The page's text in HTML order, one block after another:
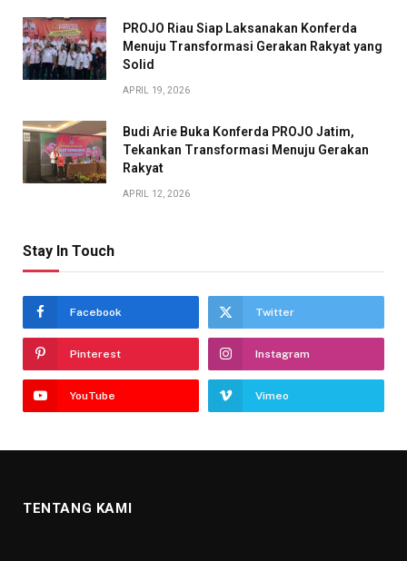
PROJO Riau Siap Laksanakan Konferda
Menuju Transformasi Gerakan Rakyat yang
Solid
APRIL 19, 2026
Budi Arie Buka Konferda PROJO Jatim,
Tekankan Transformasi Menuju Gerakan
Rakyat
APRIL 12, 2026
Stay In Touch
Facebook Twitter
Pinterest Instagram
YouTube Vimeo
TENTANG KAMI